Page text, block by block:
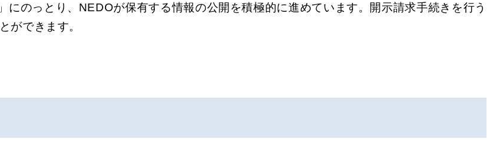
にのっとり、NEDOが保有する情報の公開を積極的に進めています。開示請求手続きを行う
ができます。